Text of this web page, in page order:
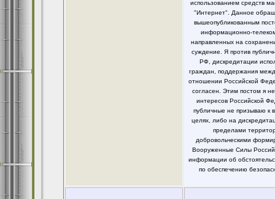
использованием средств
"Интернет". Данное
вышеопубликованным
информационно-
направленных на
суждение. Я против
РФ, дискредитации
граждан, поддержания
отношении Российской
согласен. Этим постом я
интересов Российской
публичные не призываю к
целях, либо на
пределами
добровольческими
Вооруженные Силы
информации об
по обеспечению